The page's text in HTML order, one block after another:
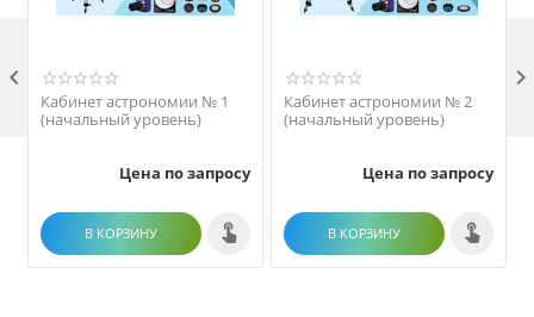
Кабинет астрономии № 1
(начальный уровень)
Цена по запросу
В КОРЗИНУ
Кабинет астрономии № 2
(начальный уровень)
Цена по запросу
В КОРЗИНУ
 